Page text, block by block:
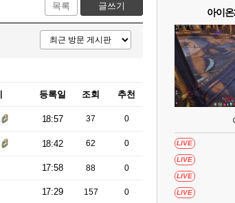
목록 글쓰기
등록일 조회 추천
18:57 37 0
18:42 62 0
17:58 88 0
17:29 157 0
아이
LIVE
LIVE
LIVE
LIVE